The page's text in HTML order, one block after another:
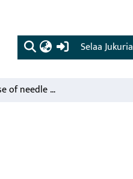
(current)
Selaa Jukuria
Diagnostical use of needle and soil analysis